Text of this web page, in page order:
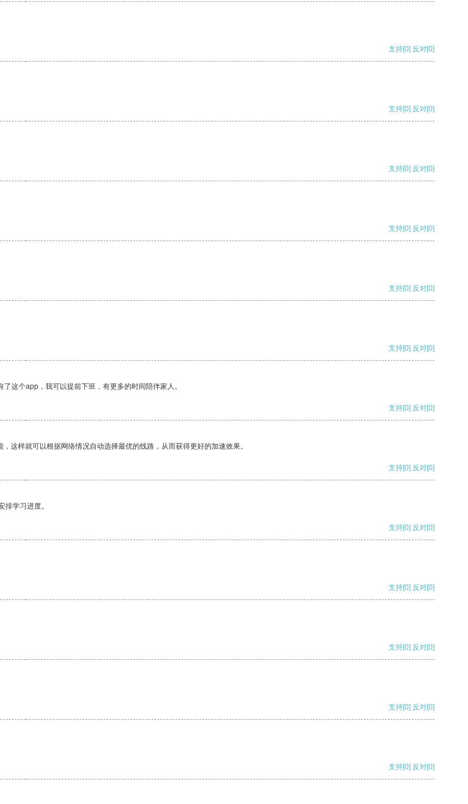
支持[0] 反对[0]
支持[0] 反对[0]
支持[0] 反对[0]
支持[0] 反对[0]
支持[0] 反对[0]
支持[0] 反对[0]
这个app，我可以提前下班，有更多的时间陪伴家人。
支持[0] 反对[0]
这样就可以根据网络情况自动选择最优的线路，从而获得更好的加速效果。
支持[0] 反对[0]
学习进度。
支持[0] 反对[0]
支持[0] 反对[0]
支持[0] 反对[0]
支持[0] 反对[0]
支持[0] 反对[0]